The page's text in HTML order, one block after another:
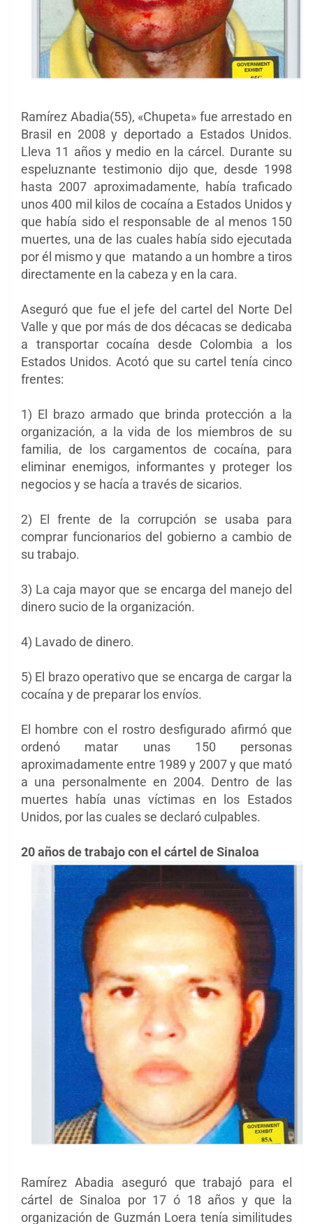
Ramírez Abadia(55), «Chupeta» fue arrestado en
Brasil en 2008 y deportado a Estados Unidos.
Lleva 11 años y medio en la cárcel. Durante su
espeluznante testimonio dijo que, desde 1998
hasta 2007 aproximadamente, había traficado
unos 400 mil kilos de cocaína a Estados Unidos y
que había sido el responsable de al menos 150
muertes, una de las cuales había sido ejecutada
por él mismo y que matando a un hombre a tiros
directamente en la cabeza y en la cara.
Aseguró que fue el jefe del cartel del Norte Del
Valle y que por más de dos décacas se dedicaba
a transportar cocaína desde Colombia a los
Estados Unidos. Acotó que su cartel tenía cinco
frentes:
1) El brazo armado que brinda protección a la
organización, a la vida de los miembros de su
familia, de los cargamentos de cocaína, para
eliminar enemigos, informantes y proteger los
negocios y se hacía a través de sicarios.
2) El frente de la corrupción se usaba para
comprar funcionarios del gobierno a cambio de
su trabajo.
3) La caja mayor que se encarga del manejo del
dinero sucio de la organización.
4) Lavado de dinero.
5) El brazo operativo que se encarga de cargar la
cocaína y de preparar los envíos.
El hombre con el rostro desfigurado afirmó que
ordenó matar unas 150 personas
aproximadamente entre 1989 y 2007 y que mató
a una personalmente en 2004. Dentro de las
muertes había unas víctimas en los Estados
Unidos, por las cuales se declaró culpables.
20 años de trabajo con el cártel de Sinaloa
Ramírez Abadia aseguró que trabajó para el
cártel de Sinaloa por 17 ó 18 años y que la
organización de Guzmán Loera tenía similitudes